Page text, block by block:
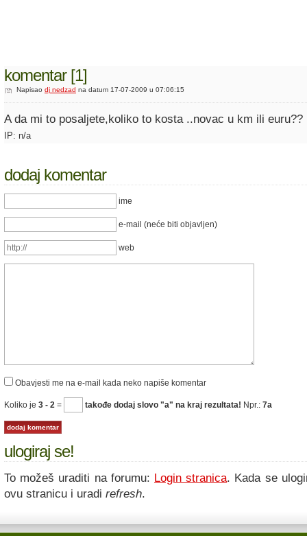
komentar [1]
Napisao dj nedzad na datum 17-07-2009 u 07:06:15
A da mi to posaljete,koliko to kosta ..novac u km ili euru??
IP: n/a
dodaj komentar
ime
e-mail (neće biti objavljen)
web
Obavjesti me na e-mail kada neko napiše komentar
Koliko je 3 - 2 = takođe dodaj slovo "a" na kraj rezultata! Npr.: 7a
ulogiraj se!
To možeš uraditi na forumu: Login stranica. Kada se
ovu stranicu i uradi refresh.